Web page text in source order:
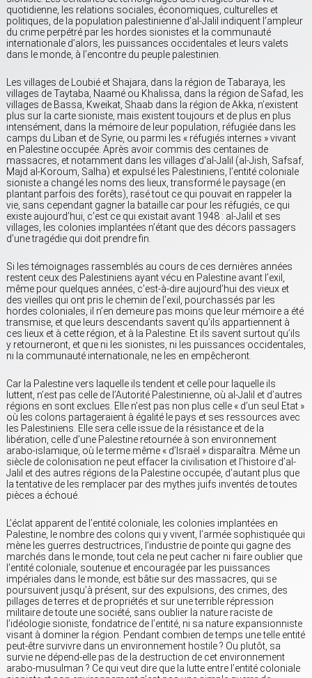
quotidienne, les relations sociales, économiques, culturelles et
politiques, de la population palestinienne d’al-Jalil indiquent l’ampleur
du crime perpétré par les hordes sionistes et la communauté
internationale d’alors, les puissances occidentales et leurs valets
dans le monde, à l’encontre du peuple palestinien.
Les villages de Loubié et Shajara, dans la région de Tabaraya, les
villages de Taytaba, Naamé ou Khalissa, dans la région de Safad, les
villages de Bassa, Kweikat, Shaab dans la région de Akka, n’existent
plus sur la carte sioniste, mais existent toujours et de plus en plus
intensément, dans la mémoire de leur population, réfugiée dans les
camps du Liban et de Syrie, ou parmi les « réfugiés internes » vivant
en Palestine occupée. Après avoir commis des centaines de
massacres, et notamment dans les villages d’al-Jalil (al-Jish, Safsaf,
Majd al-Koroum, Salha) et expulsé les Palestiniens, l’entité coloniale
sioniste a changé les noms des lieux, transformé le paysage (en
plantant parfois des forêts), rasé tout ce qui pouvait en rappeler la
vie, sans cependant gagner la bataille car pour les réfugiés, ce qui
existe aujourd’hui, c’est ce qui existait avant 1948 : al-Jalil et ses
villages, les colonies implantées n’étant que des décors passagers
d’une tragédie qui doit prendre fin.
Si les témoignages rassemblés au cours de ces dernières années
restent ceux des Palestiniens ayant vécu en Palestine avant l’exil,
même pour quelques années, c’est-à-dire aujourd’hui des vieux et
des vieilles qui ont pris le chemin de l’exil, pourchassés par les
hordes coloniales, il n’en demeure pas moins que leur mémoire a été
transmise, et que leurs descendants savent qu’ils appartiennent à
ces lieux et à cette région, et à la Palestine. Et ils savent surtout qu’ils
y retourneront, et que ni les sionistes, ni les puissances occidentales,
ni la communauté internationale, ne les en empêcheront.
Car la Palestine vers laquelle ils tendent et celle pour laquelle ils
luttent, n’est pas celle de l’Autorité Palestinienne, où al-Jalil et d’autres
régions en sont exclues. Elle n’est pas non plus celle « d’un seul Etat »
où les colons partageraient à égalité le pays et ses ressources avec
les Palestiniens. Elle sera celle issue de la résistance et de la
libération, celle d’une Palestine retournée à son environnement
arabo-islamique, où le terme même « d’Israël » disparaîtra. Même un
siècle de colonisation ne peut effacer la civilisation et l’histoire d’al-
Jalil et des autres régions de la Palestine occupée, d’autant plus que
la tentative de les remplacer par des mythes juifs inventés de toutes
pièces a échoué.
L’éclat apparent de l’entité coloniale, les colonies implantées en
Palestine, le nombre des colons qui y vivent, l’armée sophistiquée qui
mène les guerres destructrices, l’industrie de pointe qui gagne des
marchés dans le monde, tout cela ne peut cacher ni faire oublier que
l’entité coloniale, soutenue et encouragée par les puissances
impériales dans le monde, est bâtie sur des massacres, qui se
poursuivent jusqu’à présent, sur des expulsions, des crimes, des
pillages de terres et de propriétés et sur une terrible répression
militaire de toute une société, sans oublier la nature raciste de
l’idéologie sioniste, fondatrice de l’entité, ni sa nature expansionniste
visant à dominer la région. Pendant combien de temps une telle entité
peut-être survivre dans un environnement hostile ? Ou plutôt, sa
survie ne dépend-elle pas de la destruction de cet environnement
arabo-musulman ? Ce qui veut dire que la lutte entre l’entité coloniale